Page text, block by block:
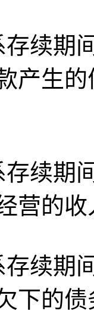
期间
产生
期间
营的
期间
下的